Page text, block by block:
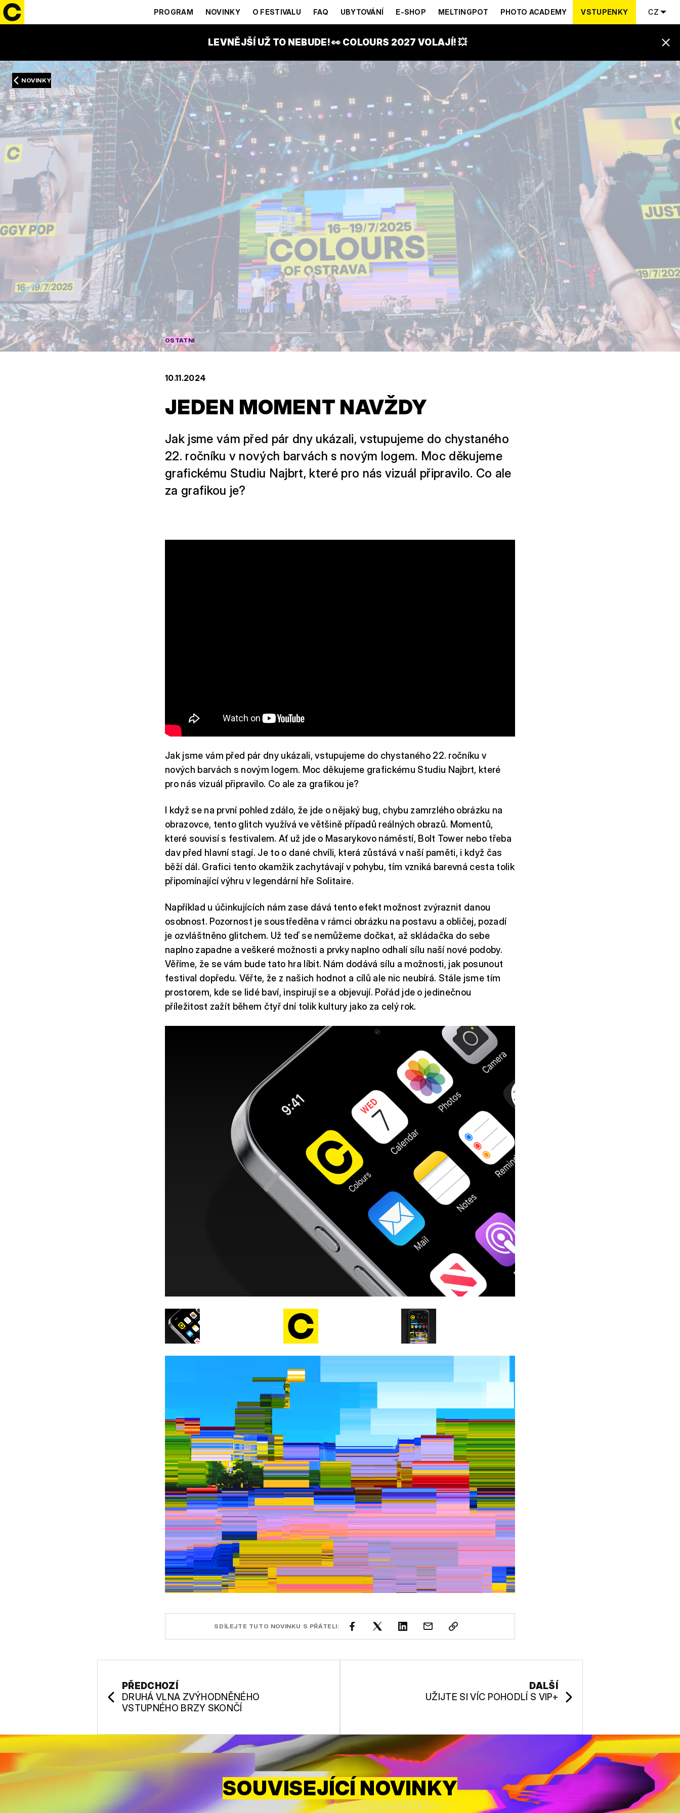
PROGRAM NOVINKY O FESTIVALU FAQ UBYTOVÁNÍ E-SHOP MELTINGPOT PHOTO ACADEMY VSTUPENKY CZ
LEVNĚJŠÍ UŽ TO NEBUDE! 👀 COLOURS 2027 VOLAJÍ! 💥
NOVINKY
OSTATNÍ
10.11.2024
JEDEN MOMENT NAVŽDY
Jak jsme vám před pár dny ukázali, vstupujeme do chystaného
22. ročníku v nových barvách s novým logem. Moc děkujeme
grafickému Studiu Najbrt, které pro nás vizuál připravilo. Co ale
za grafikou je?
Jak jsme vám před pár dny ukázali, vstupujeme do chystaného 22. ročníku v
nových barvách s novým logem. Moc děkujeme grafickému Studiu Najbrt, které
pro nás vizuál připravilo. Co ale za grafikou je?
I když se na první pohled zdálo, že jde o nějaký bug, chybu zamrzlého obrázku na
obrazovce, tento glitch využívá ve většině případů reálných obrazů. Momentů,
které souvisí s festivalem. Ať už jde o Masarykovo náměstí, Bolt Tower nebo třeba
dav před hlavní stagí. Je to o dané chvíli, která zůstává v naší paměti, i když čas
běží dál. Grafici tento okamžik zachytávají v pohybu, tím vzniká barevná cesta tolik
připomínající výhru v legendární hře Solitaire.
Například u účinkujících nám zase dává tento efekt možnost zvýraznit danou
osobnost. Pozornost je soustředěna v rámci obrázku na postavu a obličej, pozadí
je ozvláštněno glitchem. Už teď se nemůžeme dočkat, až skládačka do sebe
naplno zapadne a veškeré možnosti a prvky naplno odhalí sílu naší nové podoby.
Věříme, že se vám bude tato hra líbit. Nám dodává sílu a možnosti, jak posunout
festival dopředu. Věřte, že z našich hodnot a cílů ale nic neubírá. Stále jsme tím
prostorem, kde se lidé baví, inspirují se a objevují. Pořád jde o jedinečnou
příležitost zažít během čtyř dní tolik kultury jako za celý rok.
SDÍLEJTE TUTO NOVINKU S PŘÁTELI:
PŘEDCHOZÍ
DRUHÁ VLNA ZVÝHODNĚNÉHO
VSTUPNÉHO BRZY SKONČÍ
DALŠÍ
UŽIJTE SI VÍC POHODLÍ S VIP+
SOUVISEJÍCÍ NOVINKY